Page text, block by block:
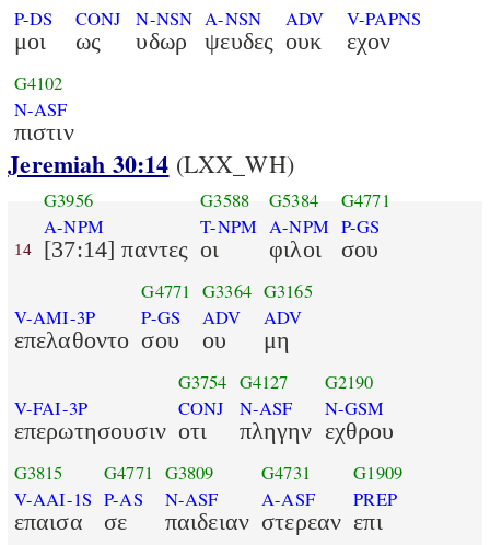
P-DS
μοι
CONJ
ως
N-NSN
υδωρ
A-NSN
ψευδες
ADV
ουκ
V-PAPNS
εχον
G4102
N-ASF
πιστιν
Jeremiah 30:14 (LXX_WH)
14
G3956
A-NPM
[37:14] παντες
G3588
T-NPM
οι
G5384
A-NPM
φιλοι
G4771
P-GS
σου
V-AMI-3P
επελαθοντο
G4771
P-GS
σου
G3364
ADV
ου
G3165
ADV
μη
V-FAI-3P
επερωτησουσιν
G3754
CONJ
οτι
G4127
N-ASF
πληγην
G2190
N-GSM
εχθρου
G3815
V-AAI-1S
επαισα
G4771
P-AS
σε
G3809
N-ASF
παιδειαν
G4731
A-ASF
στερεαν
G1909
PREP
επι